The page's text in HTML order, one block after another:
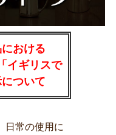
おける
イギリスで
ついて
日常の使用に